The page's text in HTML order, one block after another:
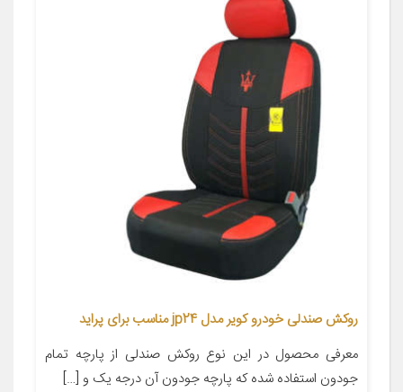
روکش صندلی خودرو کویر مدل jp24 مناسب برای پراید
معرفی محصول در این نوع روکش صندلی از پارچه تمام
جودون استفاده شده که پارچه جودون آن درجه یک و […]